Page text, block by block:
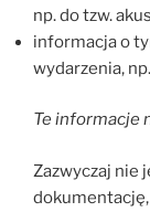
np. do tzw.
informacja o
wydarzenia,
Te informacje
Zazwyczaj nie